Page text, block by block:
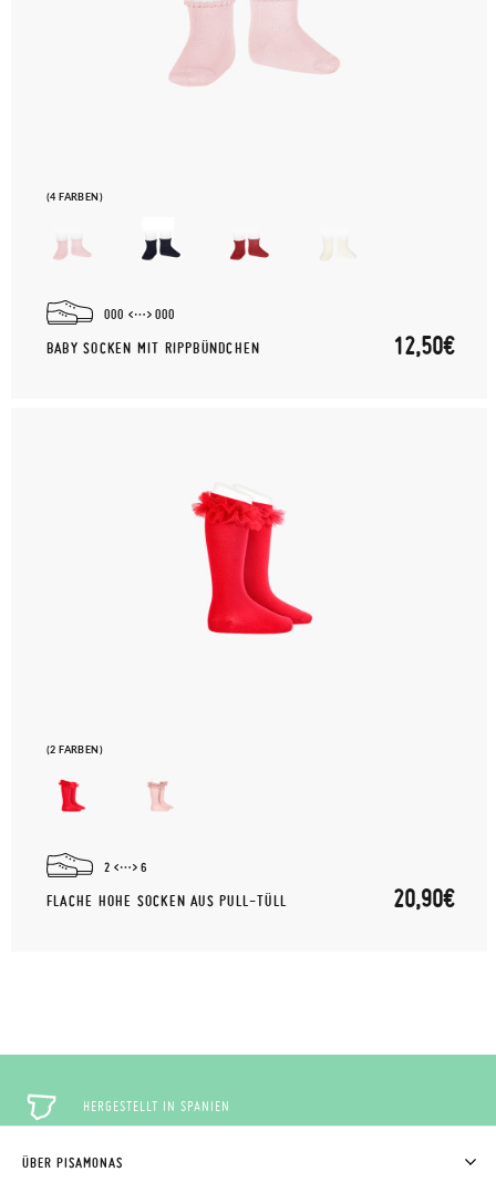
(4 FARBEN)
000 000
BABY SOCKEN MIT RIPPBÜNDCHEN 12,50€
(2 FARBEN)
2 6
FLACHE HOHE SOCKEN AUS PULL-TÜLL 20,90€
HERGESTELLT IN SPANIEN
ÜBER PISAMONAS